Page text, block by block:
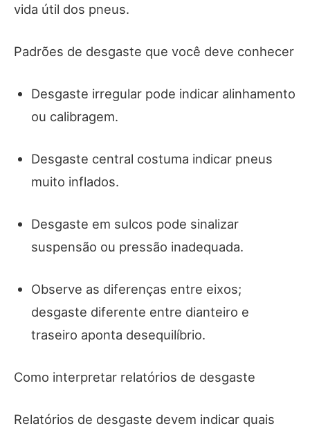
vida útil dos pneus.
Padrões de desgaste que você deve conhecer
Desgaste irregular pode indicar alinhamento
ou calibragem.
Desgaste central costuma indicar pneus
muito inflados.
Desgaste em sulcos pode sinalizar
suspensão ou pressão inadequada.
Observe as diferenças entre eixos;
desgaste diferente entre dianteiro e
traseiro aponta desequilíbrio.
Como interpretar relatórios de desgaste
Relatórios de desgaste devem indicar quais